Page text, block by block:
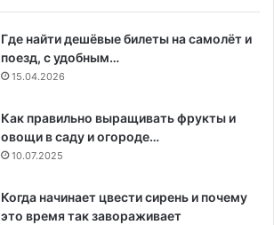
Где найти дешёвые билеты на самолёт и
поезд, с удобным…
15.04.2026
Как правильно выращивать фрукты и
овощи в саду и огороде…
10.07.2025
Когда начинает цвести сирень и почему
это время так завораживает